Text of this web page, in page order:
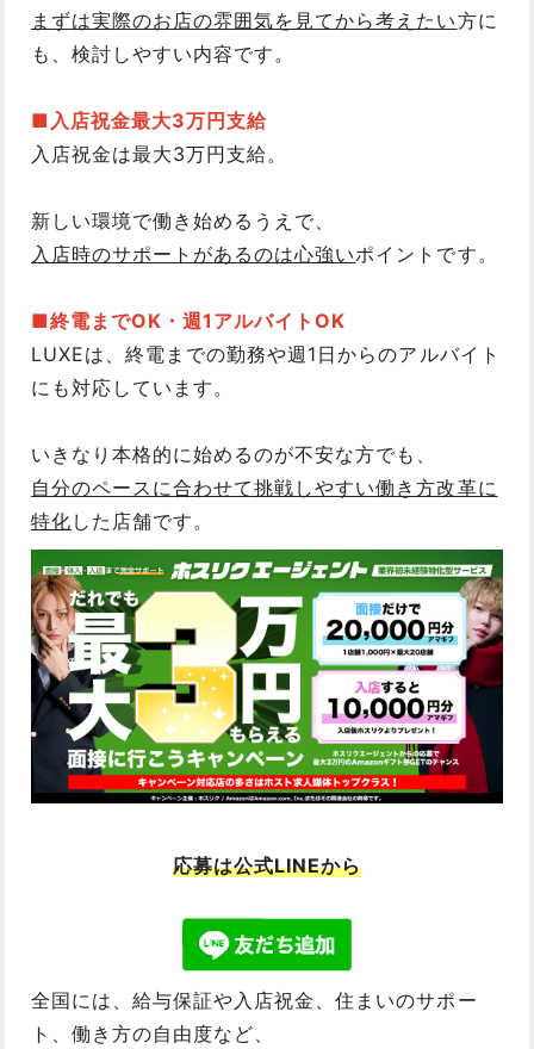
まずは実際のお店の雰囲気を見てから考えたい方に
も、検討しやすい内容です。
■入店祝金最大3万円支給
入店祝金は最大3万円支給。
新しい環境で働き始めるうえで、
入店時のサポートがあるのは心強いポイントです。
■終電までOK・週1アルバイトOK
LUXEは、終電までの勤務や週1日からのアルバイト
にも対応しています。
いきなり本格的に始めるのが不安な方でも、
自分のペースに合わせて挑戦しやすい働き方改革に
特化 した店舗です。
応募は公式LINEから
全国には、給与保証や入店祝金、住まいのサポー
ト、働き方の自由度など、